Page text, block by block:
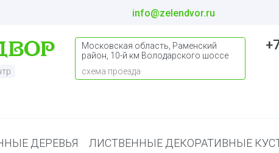
info@zelendvor.ru
Московская область, Раменский
район, 10-й км Володарского шоссе
схема проезда
ДЕРЕВЬЯ ЛИСТВЕННЫЕ ДЕКОРАТИВНЫЕ